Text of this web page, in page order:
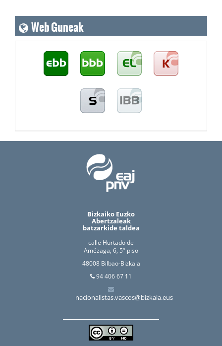
Web Guneak
Bizkaiko Euzko
Abertzaleak
batzarkide taldea
calle Hurtado de
Amézaga, 6, 5º piso
48008 Bilbao-Bizkaia
94 406 67 11
nacionalistas.vascos@bizkaia.eus